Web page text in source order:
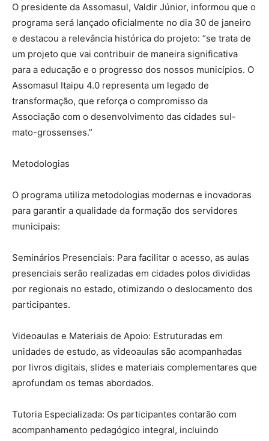
O presidente da Assomasul, Valdir Júnior, informou que o
programa será lançado oficialmente no dia 30 de janeiro
e destacou a relevância histórica do projeto: “se trata de
um projeto que vai contribuir de maneira significativa
para a educação e o progresso dos nossos municípios. O
Assomasul Itaipu 4.0 representa um legado de
transformação, que reforça o compromisso da
Associação com o desenvolvimento das cidades sul-
mato-grossenses.”
Metodologias
O programa utiliza metodologias modernas e inovadoras
para garantir a qualidade da formação dos servidores
municipais:
Seminários Presenciais: Para facilitar o acesso, as aulas
presenciais serão realizadas em cidades polos divididas
por regionais no estado, otimizando o deslocamento dos
participantes.
Videoaulas e Materiais de Apoio: Estruturadas em
unidades de estudo, as videoaulas são acompanhadas
por livros digitais, slides e materiais complementares que
aprofundam os temas abordados.
Tutoria Especializada: Os participantes contarão com
acompanhamento pedagógico integral, incluindo